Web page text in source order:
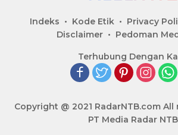
Indeks Kode Etik Privacy
Disclaimer
Pedoman
Terhubung Dengan
Copyright @ 2021 RadarNTB.com
PT Media Radar NTB